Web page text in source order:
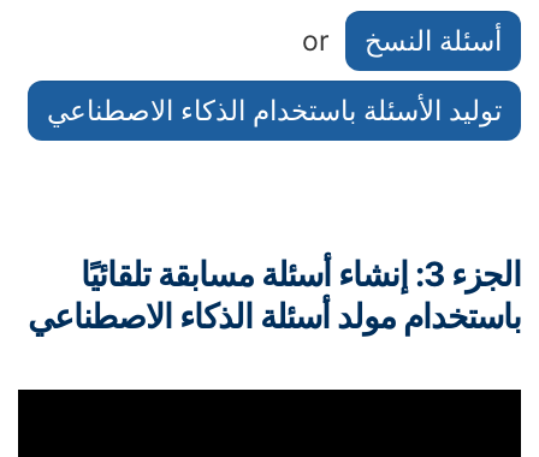
أسئلة النسخ or
توليد الأسئلة باستخدام الذكاء الاصطناعي
الجزء 3: إنشاء أسئلة مسابقة تلقائيًا
مولد أسئلة الذكاء الاصطناعي